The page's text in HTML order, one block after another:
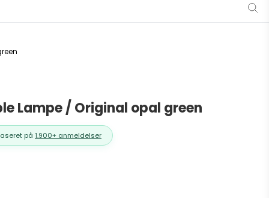
Lampe / Original opal green
på 1.900+ anmeldelser